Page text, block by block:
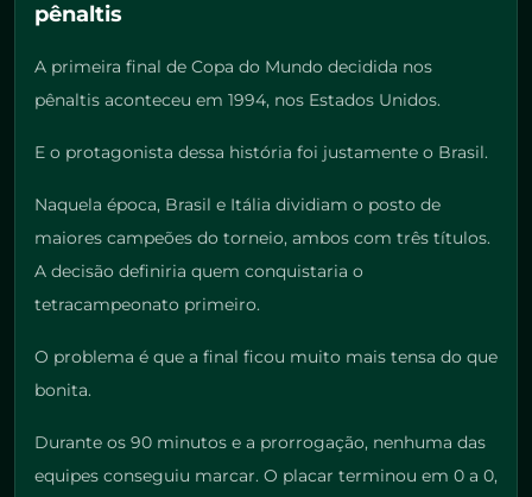
pênaltis
A primeira final de Copa do Mundo decidida nos
pênaltis aconteceu em 1994, nos Estados Unidos.
E o protagonista dessa história foi justamente o Brasil.
Naquela época, Brasil e Itália dividiam o posto de
maiores campeões do torneio, ambos com três títulos.
A decisão definiria quem conquistaria o
tetracampeonato primeiro.
O problema é que a final ficou muito mais tensa do que
bonita.
Durante os 90 minutos e a prorrogação, nenhuma das
equipes conseguiu marcar. O placar terminou em 0 a 0,